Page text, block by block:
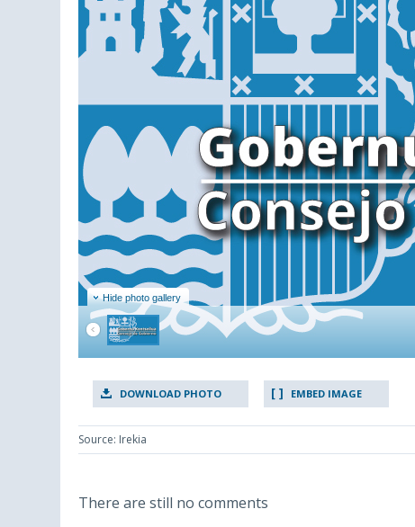
Hide photo gallery
DOWNLOAD PHOTO EMBED IMAGE
Source: Irekia
There are still no comments